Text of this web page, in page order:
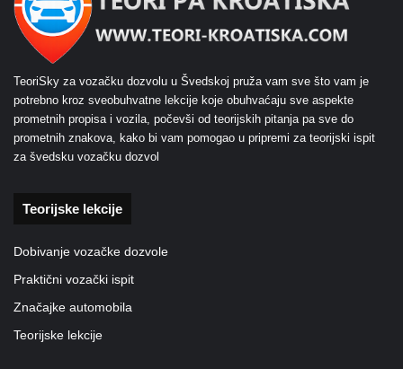
TeoriSky za vozačku dozvolu u Švedskoj pruža vam sve što vam je
potrebno kroz sveobuhvatne lekcije koje obuhvaćaju sve aspekte
prometnih propisa i vozila, počevši od teorijskih pitanja pa sve do
prometnih znakova, kako bi vam pomogao u pripremi za teorijski ispit
za švedsku vozačku dozvol
Teorijske lekcije
Dobivanje vozačke dozvole
Praktični vozački ispit
Značajke automobila
Teorijske lekcije